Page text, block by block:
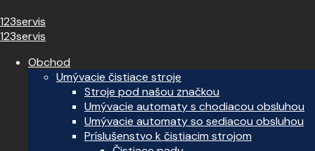
123servis
123servis
Obchod
Umývacie čistiace stroje
Stroje pod našou značkou
Umývacie automaty s chodiacou obsluhou
Umývacie automaty so sediacou obsluhou
Príslušenstvo k čistiacim strojom